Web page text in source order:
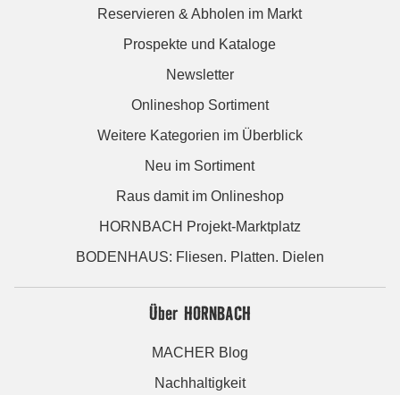
Reservieren & Abholen im Markt
Prospekte und Kataloge
Newsletter
Onlineshop Sortiment
Weitere Kategorien im Überblick
Neu im Sortiment
Raus damit im Onlineshop
HORNBACH Projekt-Marktplatz
BODENHAUS: Fliesen. Platten. Dielen
Über HORNBACH
MACHER Blog
Nachhaltigkeit